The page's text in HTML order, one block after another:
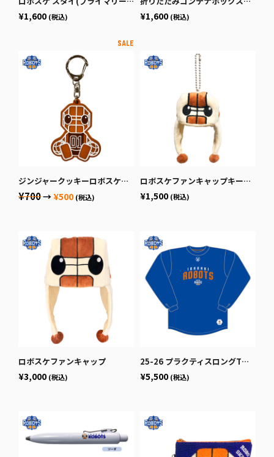
¥1,600 (税込) ¥1,600 (税込)
ジンジャークッキーロボスケラバーキーホルダー
¥700→¥500 (税込)
ロボスケファンキャップキーホルダー
¥1,500 (税込)
ロボスケファンキャップ
¥3,000 (税込)
25-26 プラクティスロングTシャツ
¥5,500 (税込)